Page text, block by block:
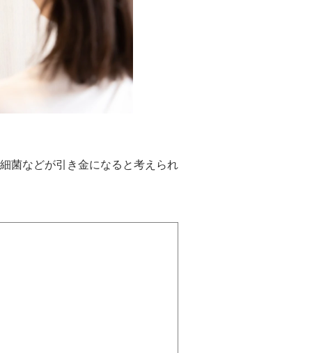
菌などが引き金になると考えられ